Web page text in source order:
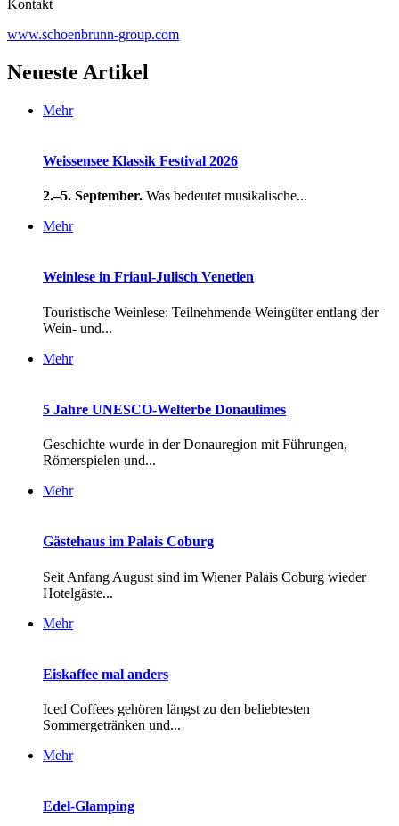
Kontakt
www.schoenbrunn-group.com
Neueste Artikel
Mehr
Weissensee Klassik Festival 2026
2.–5. September. Was bedeutet musikalische...
Mehr
Weinlese in Friaul-Julisch Venetien
Touristische Weinlese: Teilnehmende Weingüter entlang der
Wein- und...
Mehr
5 Jahre UNESCO-Welterbe Donaulimes
Geschichte wurde in der Donauregion mit Führungen,
Römerspielen und...
Mehr
Gästehaus im Palais Coburg
Seit Anfang August sind im Wiener Palais Coburg wieder
Hotelgäste...
Mehr
Eiskaffee mal anders
Iced Coffees gehören längst zu den beliebtesten
Sommergetränken und...
Mehr
Edel-Glamping